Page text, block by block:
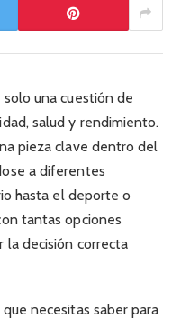
una cuestión de
salud y rendimiento.
pieza clave dentro del
a diferentes
hasta el deporte o
tantas opciones
la decisión correcta
necesitas saber para